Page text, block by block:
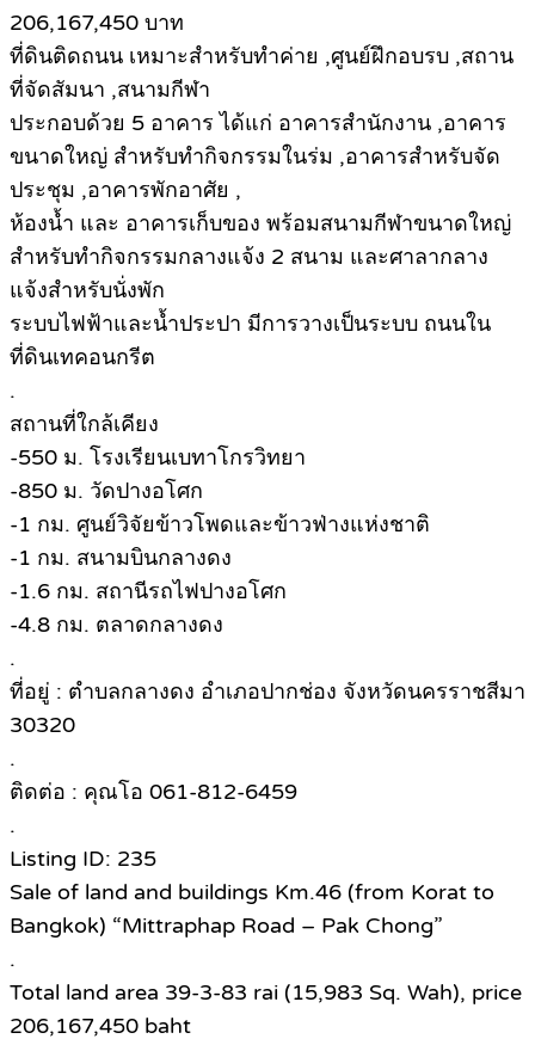
206,167,450 บาท
ที่ดินติดถนน เหมาะสำหรับทำค่าย ,ศูนย์ฝึกอบรบ ,สถาน
ที่จัดสัมนา ,สนามกีฬา
ประกอบด้วย 5 อาคาร ได้แก่ อาคารสำนักงาน ,อาคาร
ขนาดใหญ่ สำหรับทำกิจกรรมในร่ม ,อาคารสำหรับจัด
ประชุม ,อาคารพักอาศัย ,
ห้องน้ำ และ อาคารเก็บของ พร้อมสนามกีฬาขนาดใหญ่
สำหรับทำกิจกรรมกลางแจ้ง 2 สนาม และศาลากลาง
แจ้งสำหรับนั่งพัก
ระบบไฟฟ้าและน้ำประปา มีการวางเป็นระบบ ถนนใน
ที่ดินเทคอนกรีต
.
สถานที่ใกล้เคียง
-550 ม. โรงเรียนเบทาโกรวิทยา
-850 ม. วัดปางอโศก
-1 กม. ศูนย์วิจัยข้าวโพดและข้าวฟ่างแห่งชาติ
-1 กม. สนามบินกลางดง
-1.6 กม. สถานีรถไฟปางอโศก
-4.8 กม. ตลาดกลางดง
.
ที่อยู่ : ตำบลกลางดง อำเภอปากช่อง จังหวัดนครราชสีมา
30320
.
ติดต่อ : คุณโอ 061-812-6459
.
Listing ID: 235
Sale of land and buildings Km.46 (from Korat to
Bangkok) “Mittraphap Road – Pak Chong”
.
Total land area 39-3-83 rai (15,983 Sq. Wah), price
206,167,450 baht